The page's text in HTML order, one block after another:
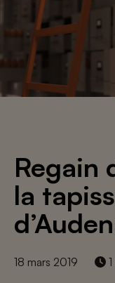
Regain
la
18 mars 2019